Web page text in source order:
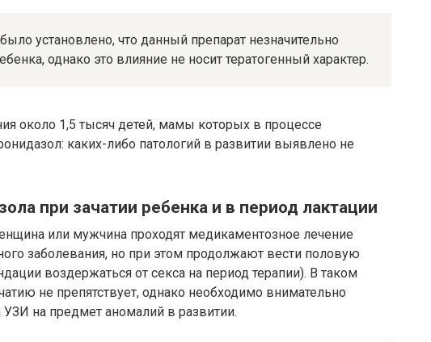
установлено, что данный препарат незначительно
однако это влияние не носит тератогенный характер.
около 1,5 тысяч детей, мамы которых в процессе
каких-либо патологий в развитии выявлено не
при зачатии ребенка и в период лактации
или мужчина проходят медикаментозное лечение
заболевания, но при этом продолжают вести половую
воздержаться от секса на период терапии). В таком
не препятствует, однако необходимо внимательно
на предмет аномалий в развитии.